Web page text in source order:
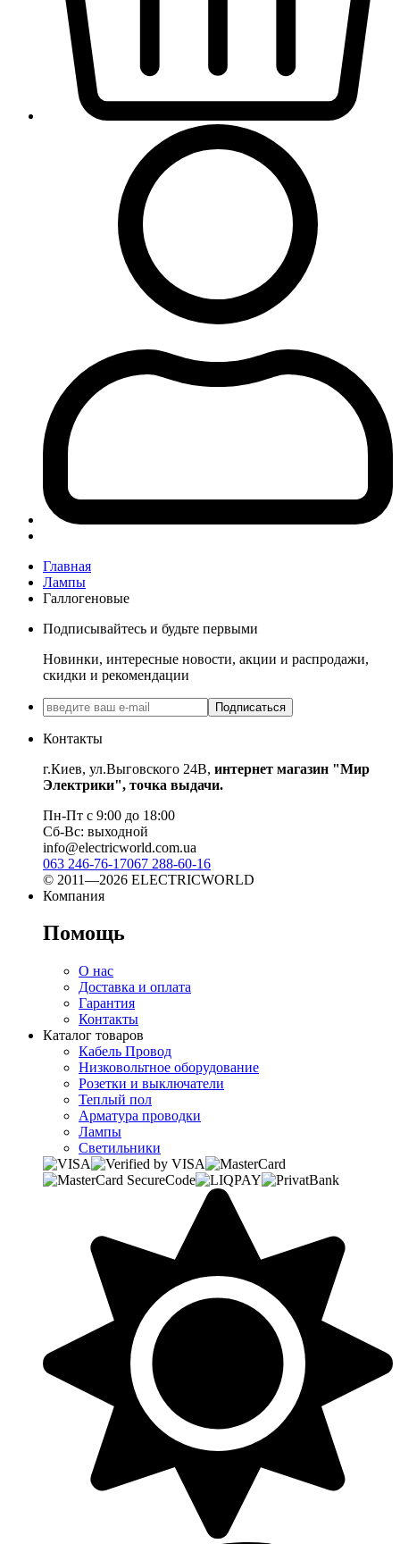
Главная
Лампы
Галлогеновые
Подписывайтесь и будьте первыми
Новинки, интересные новости, акции и распродажи,
скидки и рекомендации
Подписаться
Контакты
г.Киев, ул.Выговского 24В, интернет магазин "Мир
Электрики", точка выдачи.
Пн-Пт с 9:00 до 18:00
Сб-Вс: выходной
info@electricworld.com.ua
063 246-76-17067 288-60-16
© 2011—2026 ELECTRICWORLD
Компания
Помощь
О нас
Доставка и оплата
Гарантия
Контакты
Каталог товаров
Кабель Провод
Низковольтное оборудование
Розетки и выключатели
Теплый пол
Арматура проводки
Лампы
Светильники